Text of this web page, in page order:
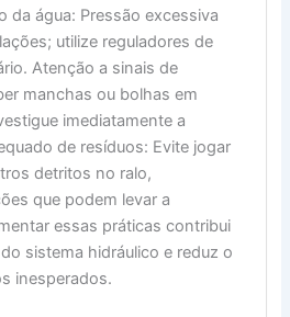
da água: Pressão excessiva
utilize reguladores de
Atenção a sinais de
manchas ou bolhas em
imediatamente a
de resíduos: Evite jogar
detritos no ralo,
que podem levar a
essas práticas contribui
sistema hidráulico e reduz o
inesperados.